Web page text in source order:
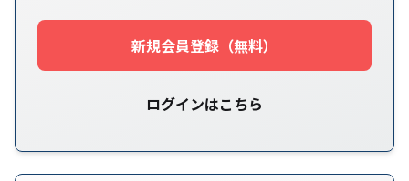
新規会員登録（無料）
ログインはこちら